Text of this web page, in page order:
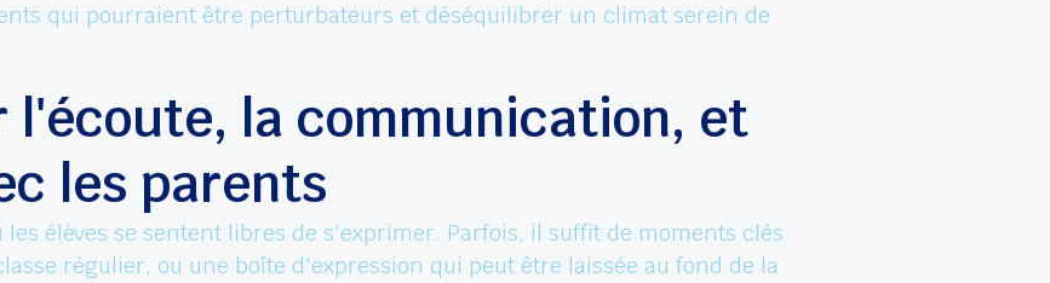
qui pourraient être perturbateurs et déséquilibrer un climat serein de
l'écoute, la communication, et
les parents
élèves se sentent libres de s'exprimer. Parfois, il suffit de moments clés
régulier, ou une boîte d'expression qui peut être laissée au fond de la